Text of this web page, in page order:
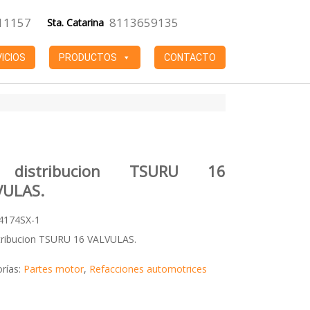
Sta. Catarina 8113659135
PRODUCTOS CONTACTO
TSURU 16
1
TSURU 16 VALVULAS.
Partes motor, Refacciones automotrices